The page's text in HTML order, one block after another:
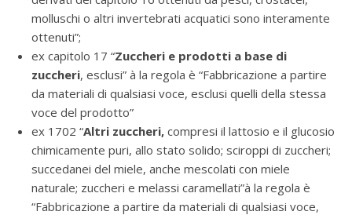
molluschi o altri invertebrati acquatici sono interamente
ottenuti”;
ex capitolo 17 “Zuccheri e prodotti a base di
zuccheri, esclusi” à la regola è “Fabbricazione a partire
da materiali di qualsiasi voce, esclusi quelli della stessa
voce del prodotto”
ex 1702 “Altri zuccheri, compresi il lattosio e il glucosio
chimicamente puri, allo stato solido; sciroppi di zuccheri;
succedanei del miele, anche mescolati con miele
naturale; zuccheri e melassi caramellati”à la regola è
“Fabbricazione a partire da materiali di qualsiasi voce,